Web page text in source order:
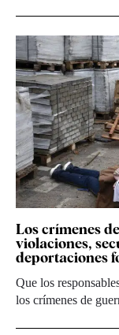
Los crímenes
violaciones,
deportaciones
Que los
los crímenes de